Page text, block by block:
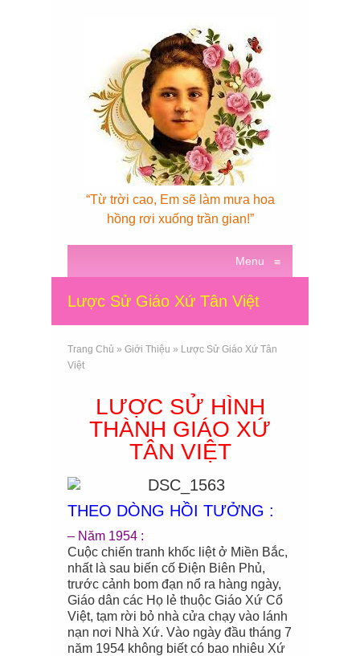
“Từ trời cao, Em sẽ làm mưa hoa
hồng rơi xuống trần gian!”
Menu ≡
Lược Sử Giáo Xứ Tân Việt
Trang Chủ » Giới Thiệu » Lược Sử Giáo Xứ Tân
Việt
LƯỢC SỬ HÌNH
THÀNH GIÁO XỨ
TÂN VIỆT
THEO DÒNG HỒI TƯỞNG :
– Năm 1954 :
Cuộc chiến tranh khốc liệt ở Miền Bắc,
nhất là sau biến cố Điện Biên Phủ,
trước cảnh bom đạn nổ ra hàng ngày,
Giáo dân các Họ lẻ thuộc Giáo Xứ Cổ
Việt, tạm rời bỏ nhà cửa chạy vào lánh
nạn nơi Nhà Xứ. Vào ngày đầu tháng 7
năm 1954 không biết có bao nhiêu Xứ